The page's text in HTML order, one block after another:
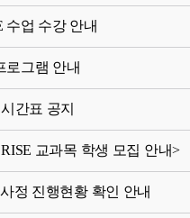
수업 수강 안내
로그램 안내
간표 공지
교과목 학생 모집 안내>
정 진행현황 확인 안내